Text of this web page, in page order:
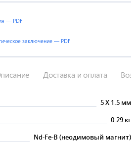
— PDF
заключение — PDF
Доставка и оплата
5X 1.5 мм
0.29 кг
Nd-Fe-B (неодимовый магнит)